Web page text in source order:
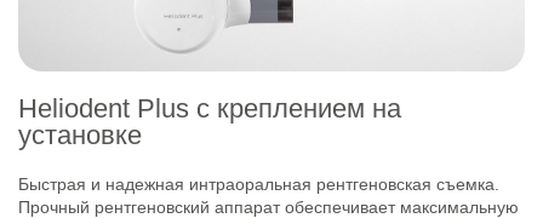
Heliodent Plus с креплением на
установке
Быстрая и надежная интраоральная рентгеновская съемка.
Прочный рентгеновский аппарат обеспечивает максимальную